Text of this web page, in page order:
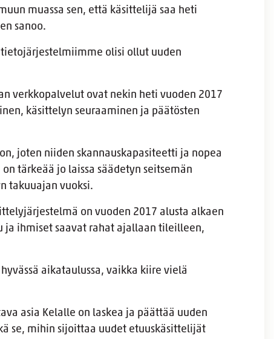
muassa sen, että käsittelijä saa heti
sanoo.
olisi ollut uuden
verkkopalvelut ovat nekin heti vuoden 2017
käsittelyn seuraaminen ja päätösten
joten niiden skannauskapasiteetti ja nopea
tärkeää jo laissa säädetyn seitsemän
takuuajan vuoksi.
on vuoden 2017 alusta alkaen
ja ihmiset saavat rahat ajallaan tileilleen,
aikataulussa, vaikka kiire vielä
asia Kelalle on laskea ja päättää uuden
se, mihin sijoittaa uudet etuuskäsittelijät